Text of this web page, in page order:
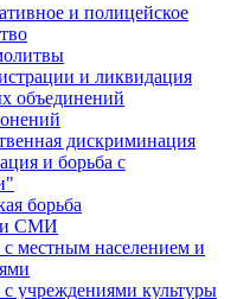
и полицейское
и ликвидация
объединений
дискриминация
и борьба с
борьба
и СМИ
местным населением и
учреждениями культуры